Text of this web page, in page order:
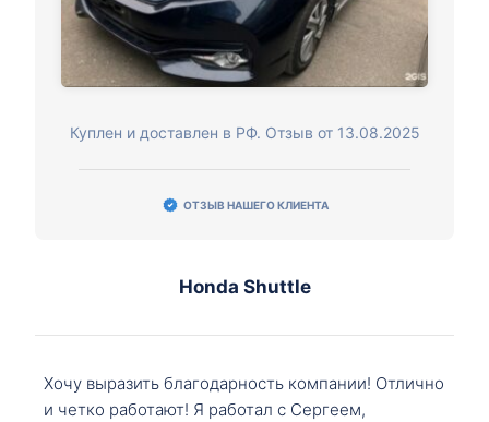
Куплен и доставлен в РФ. Отзыв от 13.08.2025
ОТЗЫВ НАШЕГО КЛИЕНТА
Honda Shuttle
Хочу выразить благодарность компании! Отлично
и четко работают! Я работал с Сергеем,